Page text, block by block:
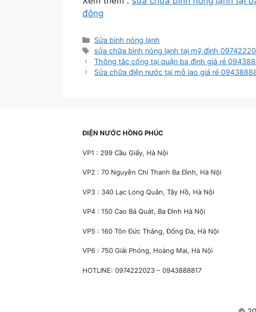
đông
Danh
mục
Sửa bình nóng lạnh
Thẻ
sửa chữa bình nóng lạnh tại mỹ đình
Thông tắc cống tại quận ba đình giá rẻ
Sửa chữa điện nước tại mỗ lao giá rẻ
ĐIỆN NƯỚC HỒNG PHÚC
VP1 : 299 Cầu Giấy, Hà Nội
VP2 : 70 Nguyễn Chí Thanh Ba Đình, Hà Nội
VP3 : 340 Lạc Long Quân, Tây Hồ, Hà Nội
VP4 : 150 Cao Bá Quát, Ba Đình Hà Nội
VP5 : 160 Tôn Đức Thắng, Đống Đa, Hà Nội
VP6 : 750 Giải Phóng, Hoàng Mai, Hà Nội
HOTLINE: 0974222023 – 0943888817